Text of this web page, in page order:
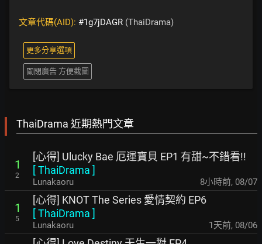
文章代碼(AID): #1g7jDAGR (ThaiDrama)
更多分享選項
關閉廣告 方便截圖
ThaiDrama 近期熱門文章
1
2
[心得] Ulucky Bae 厄運寶貝 EP1 有甜~不錯看!!
[ThaiDrama ]
Lunakaoru 8小時前, 08/07
1
5
[心得] KNOT The Series 愛情契約 EP6
[ThaiDrama ]
Lunakaoru 1天前, 08/06